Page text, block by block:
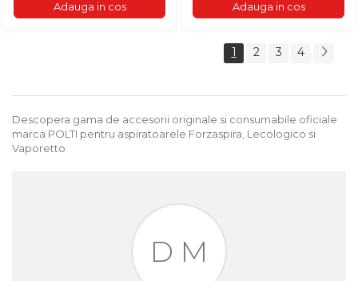
Adauga in cos Adauga in cos
1 2 3 4
Descopera gama de accesorii originale si consumabile oficiale
marca POLTI pentru aspiratoarele Forzaspira, Lecologico si
Vaporetto
D M